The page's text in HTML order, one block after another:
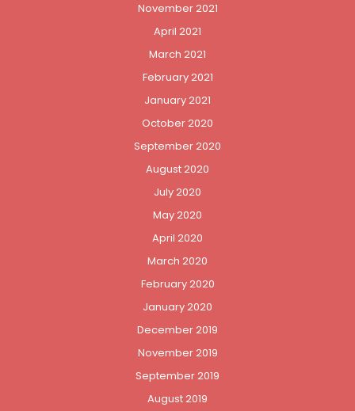
November 2021
April 2021
March 2021
February 2021
January 2021
October 2020
September 2020
August 2020
July 2020
May 2020
April 2020
March 2020
February 2020
January 2020
December 2019
November 2019
September 2019
August 2019